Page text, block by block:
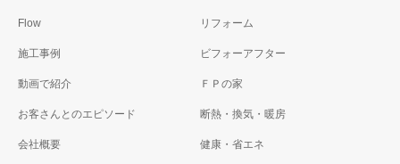
Flow
施工事例
動画で紹介
お客さんとのエピソード
会社概要
リフォーム
ビフォーアフター
ＦＰの家
断熱・換気・暖房
健康・省エネ